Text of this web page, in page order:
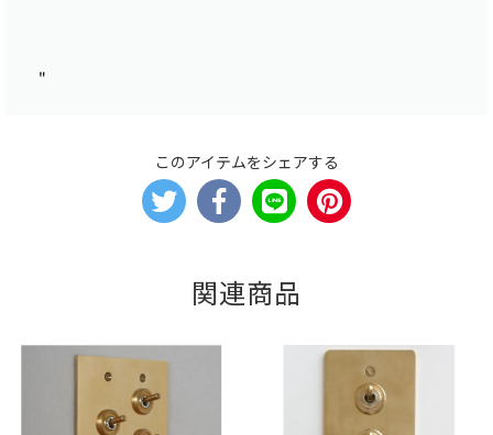
"
このアイテムをシェアする
関連商品